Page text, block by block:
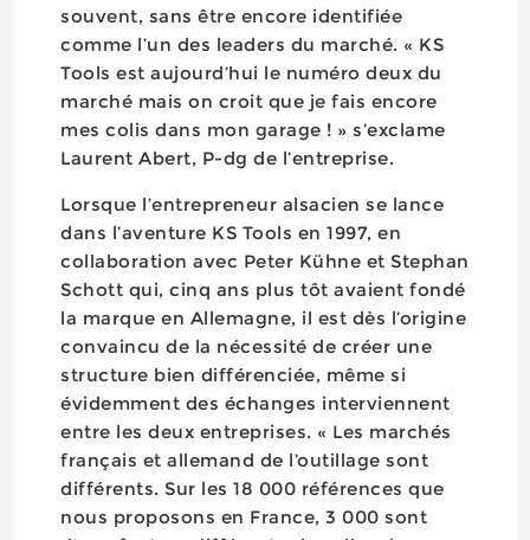
souvent, sans être encore identifiée
comme l’un des leaders du marché. « KS
Tools est aujourd’hui le numéro deux du
marché mais on croit que je fais encore
mes colis dans mon garage ! » s’exclame
Laurent Abert, P-dg de l’entreprise.
Lorsque l’entrepreneur alsacien se lance
dans l’aventure KS Tools en 1997, en
collaboration avec Peter Kühne et Stephan
Schott qui, cinq ans plus tôt avaient fondé
la marque en Allemagne, il est dès l’origine
convaincu de la nécessité de créer une
structure bien différenciée, même si
évidemment des échanges interviennent
entre les deux entreprises. « Les marchés
français et allemand de l’outillage sont
différents. Sur les 18 000 références que
nous proposons en France, 3 000 sont